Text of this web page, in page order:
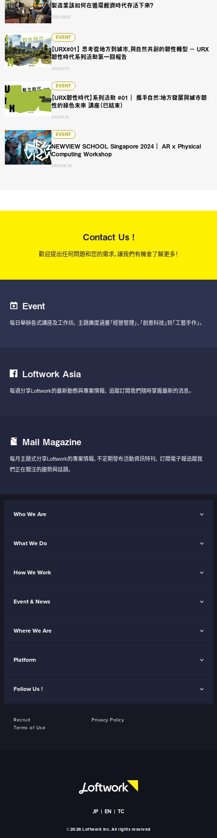
製造業該如何在循環經濟時代存活下來？
2021.08.10
EVENT
【URX#01】 思考從地方到城市，與自然共創的韌性轉型 － URX
韌性時代系列活動第一回報告
2024.12.13
【URX#01】 思考從地方到城市，與自然共創的韌性轉型 －
EVENT
【URX韌性時代】系列活動 #01｜ 攜手自然：地方發展與城市韌
性的綠色未來 講座（已結束）
2024.11.01
【URX韌性時代】系列活動 #01｜ 攜手自然：地方發展與城市韌
EVENT
NEWVIEW SCHOOL Singapore 2024｜ AR x Physical
Computing Workshop
2024.08.26
NEWVIEW SCHOOL Singapore 2024｜ AR x Physical
Contact Us !
歡迎提出任何問題和您的需求，讓我們有機會了解更多！
Event
每日舉辦各式講座及工作坊， 主題廣度涵蓋「經營管理」、「創意科技」到「工藝手作」。
Loftwork Asia
每週分享Loftwork的最新動態與專案情報， 追蹤訂閱我們隨時掌握最新的消息。
Mail Magazine
每月主題式分享Loftwork的專案情報，不定期發布活動資訊特刊， 訂閱電子報追蹤我
們正在關注的趨勢與話題。
Who We Are
What We Do
How We Work
Event & News
Where We Are
Platform
Follow Us !
Recruit
Privacy Policy
Terms of Use
JP EN TC
©2026 Loftwork Inc. All rights reserved